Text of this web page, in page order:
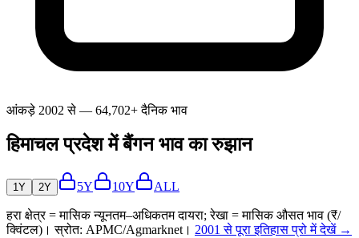
आंकड़े 2002 से — 64,702+ दैनिक भाव
हिमाचल प्रदेश में बैंगन भाव का रुझान
1Y 2Y 5Y 10Y ALL
हरा क्षेत्र = मासिक न्यूनतम–अधिकतम दायरा; रेखा = मासिक औसत भाव (₹/
क्विंटल)। स्रोत: APMC/Agmarknet। 2001 से पूरा इतिहास प्रो में देखें →